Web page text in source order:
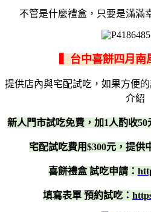
不管是什麼禮盒，只要是滿滿
▍台中喜餅四月南
提供店內與宅配試吃，如果方便
介紹
新人門市試吃免費，加1人酌收
宅配試吃費用$300元，提供
喜餅禮盒 試吃申請：
填寫表單 預約試吃：